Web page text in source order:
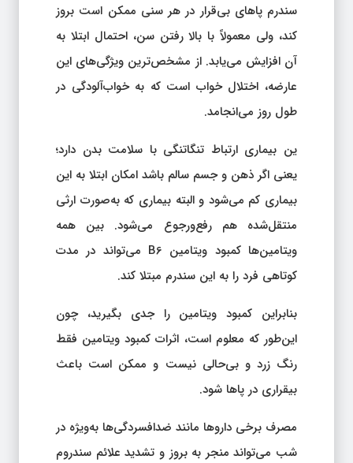
سندرم پاهای بی‌قرار در هر سنی ممکن است بروز
کند، ولی معمولاً با بالا رفتن سن، احتمال ابتلا به
آن افزایش می‌یابد. از مشخص‌ترین ویژگی‌های این
عارضه، اختلال خواب است که به خواب‌آلودگی در
طول روز می‌انجامد.
ین بیماری ارتباط تنگاتنگی با سلامت بدن دارد؛
یعنی اگر ذهن و جسم سالم باشد امکان ابتلا به این
بیماری کم می‌شود و البته بیماری که به‌صورت ارثی
منتقل‌شده هم رفع‌ورجوع می‌شود. بین همه
ویتامین‌ها کمبود ویتامین B6 می‌تواند در مدت
کوتاهی فرد را به این سندرم مبتلا کند.
بنابراین کمبود ویتامین را جدی بگیرید، چون
این‌طور که معلوم است، اثرات کمبود ویتامین فقط
رنگ زرد و بی‌حالی نیست و ممکن است باعث
بیقراری در پاها شود.
مصرف برخی داروها مانند ضدافسردگی‌ها به‌ویژه در
شب می‌تواند منجر به بروز و تشدید علائم سندروم